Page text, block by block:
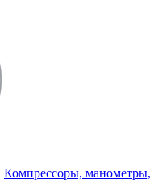
Компрессоры, манометры,